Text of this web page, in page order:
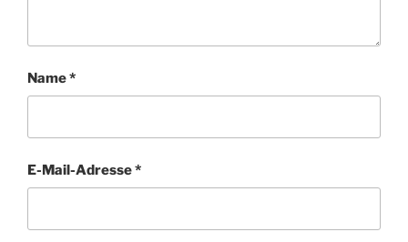
Name*
E-Mail-Adresse*